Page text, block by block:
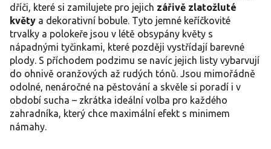
dříči, které si zamilujete pro jejich zářivě zlatožluté
květy a dekorativní bobule. Tyto jemné keříčkovité
trvalky a polokeře jsou v létě obsypány květy s
nápadnými tyčinkami, které později vystřídají barevné
plody. S příchodem podzimu se navíc jejich listy vybarvují
do ohnivě oranžových až rudých tónů. Jsou mimořádně
odolné, nenáročné na pěstování a skvěle si poradí i v
období sucha – zkrátka ideální volba pro každého
zahradníka, který chce maximální efekt s minimem
námahy.